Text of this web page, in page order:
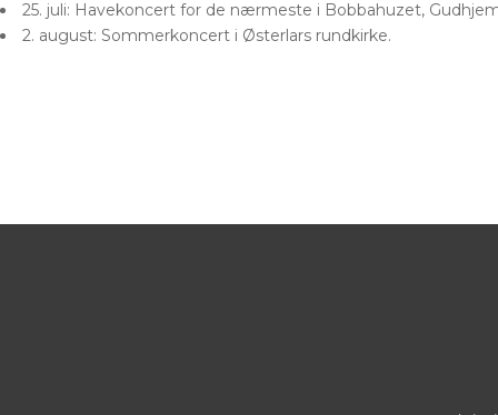
25. juli: Havekoncert for de nærmeste i Bobbahuzet,
2. august: Sommerkoncert i Østerlars rundkirke.